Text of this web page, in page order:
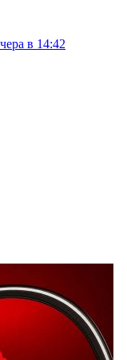
в 14:42